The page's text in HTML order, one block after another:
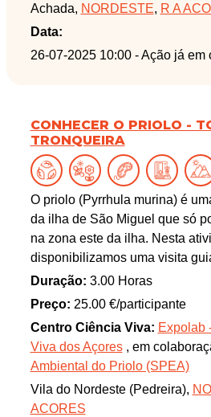
Achada, NORDESTE, R A
Data:
26-07-2025 10:00 - Ação já em
CONHECER O PRIOLO -
TRONQUEIRA
O priolo (Pyrrhula murina) é
da ilha de São Miguel que só
na zona este da ilha. Nesta
disponibilizamos uma visita
serra da Tronqueira em busca
emblemática!
Duração: 3.00 Horas
Preço: 25.00 €/participante
Centro Ciência Viva: Expolab
Viva dos Açores, em
Ambiental do Priolo (SPEA)
Vila do Nordeste (Pedreira),
ACORES